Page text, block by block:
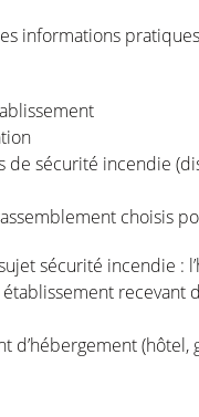
informations
de sécurité incendie
choisis
sécurité incendie :
recevant
d’hébergement (hôtel,